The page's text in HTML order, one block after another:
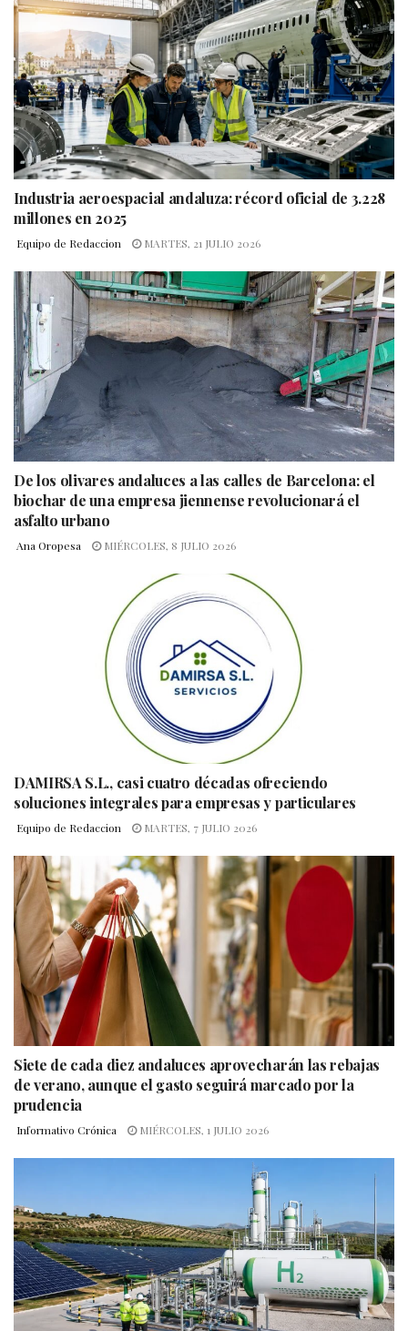
Industria aeroespacial andaluza: récord oficial de 3.228
millones en 2025
Equipo de Redaccion MARTES, 21 JULIO 2026
De los olivares andaluces a las calles de Barcelona: el
biochar de una empresa jiennense revolucionará el
asfalto urbano
Ana Oropesa MIÉRCOLES, 8 JULIO 2026
DAMIRSA S.L., casi cuatro décadas ofreciendo
soluciones integrales para empresas y particulares
Equipo de Redaccion MARTES, 7 JULIO 2026
Siete de cada diez andaluces aprovecharán las rebajas
de verano, aunque el gasto seguirá marcado por la
prudencia
Informativo Crónica MIÉRCOLES, 1 JULIO 2026